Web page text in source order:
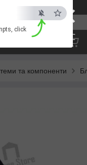
×
ESC
click
та компоненти